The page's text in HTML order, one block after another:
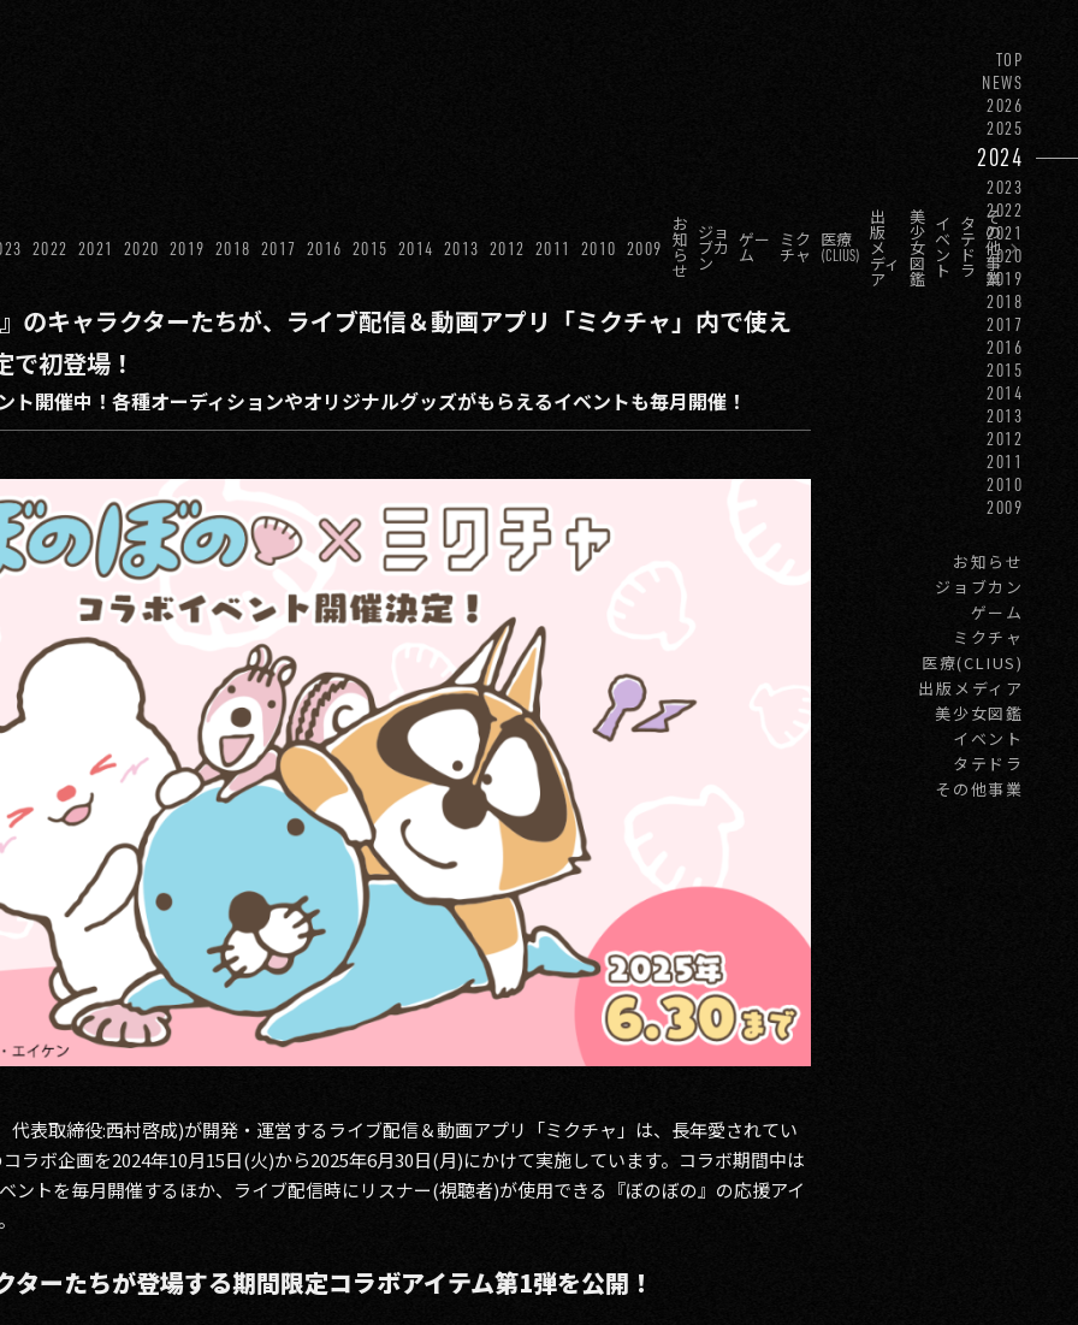
TOP
NEWS
2026
2025
2024
2023
2022
2021
2020
2019
2018
2017
2016
2015
2014
2013
2012
2011
2010
2009
お知らせ
ジョブカン
ゲーム
ミクチャ
医療(CLIUS)
出版メディア
美少女図鑑
イベント
タテドラ
その他事業
2022 2021 2020 2019 2018 2017 2016 2015 2014 2013 2012 2011 2010 2009
お
知
ら
せ
ジョ
ブカ
ン
ゲー
ム
ミク
チャ
医療
(CLIUS)
出
版
メ
ディ
ア
美
少
女
図
鑑
イ
ベ
ン
ト
タ
テ
ド
ラ
そ
の
他
事
業
のキャラクターたちが、ライブ配信＆動画アプリ「ミクチャ」内で使え
初登場！
ト開催中！各種オーディションやオリジナルグッズがもらえるイベントも毎月開催！
表取締役:西村啓成)が開発・運営するライブ配信＆動画アプリ「ミクチャ」は、長年愛されてい
ラボ企画を2024年10月15日(火)から2025年6月30日(月)にかけて実施しています。コラボ期間中は
ントを毎月開催するほか、ライブ配信時にリスナー(視聴者)が使用できる『ぼのぼの』の応援アイ
ーたちが登場する期間限定コラボアイテム第1弾を公開！